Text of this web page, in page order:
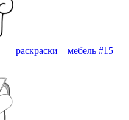
раскраски – мебель #15